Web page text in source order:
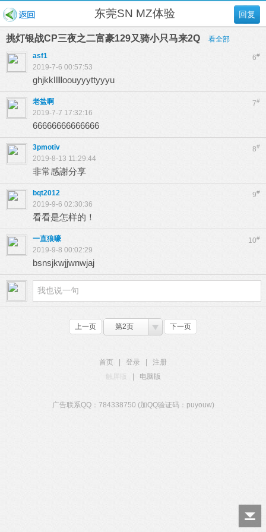
回复
东莞SN MZ体验
挑灯银战CP三夜之二富豪129又骑小只马来2Q 看全部
6#
asf1
2019-7-6 00:57:53
ghjkkllllloouyyyttyyyu
7#
老盐啊
2019-7-7 17:32:16
66666666666666
8#
3pmotiv
2019-8-13 11:29:44
非常感謝分享
9#
bqt2012
2019-9-6 02:30:36
看看是怎样的！
10#
一直狼嚎
2019-9-8 00:02:29
bsnsjkwjjwnwjaj
上一页 第2页 下一页
首页 登录
注册
触屏版
电脑版
广告联系QQ：784338750 (加QQ验证码：puyouw)